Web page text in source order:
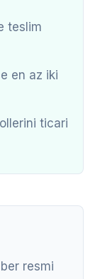
teslim
en az iki
ticari
resmi